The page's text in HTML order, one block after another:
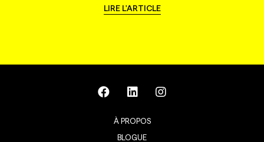
LIRE L'ARTICLE
À PROPOS
BLOGUE